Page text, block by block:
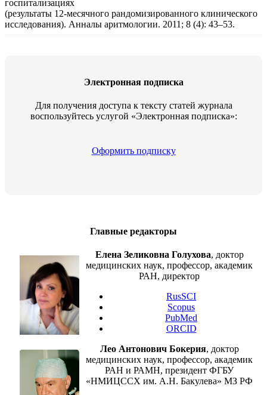
госпитализациях
(результаты 12-месячного рандомизированного клинического
исследования). Анналы аритмологии. 2011; 8 (4): 43–53.
Электронная подписка
Для получения доступа к тексту статей журнала
воспользуйтесь услугой «Электронная подписка»:
Оформить подписку
Главные редакторы
Елена Зеликовна Голухова, доктор
медицинских наук, профессор, академик
РАН, директор
RusSCI
Scopus
PubMed
ORCID
Лео Антонович Бокерия, доктор
медицинских наук, профессор, академик
РАН и РАМН, президент ФГБУ
«НМИЦССХ им. А.Н. Бакулева» МЗ РФ